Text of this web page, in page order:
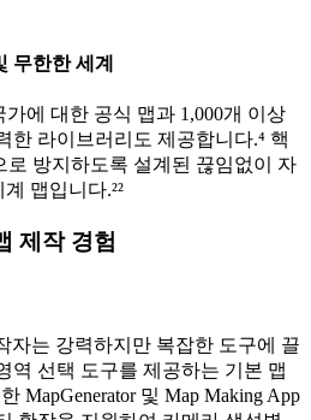
무한한 세계
에 대한 공식 맵과 1,000개 이상
한 라이브러리도 제공합니다.⁴ 핵
로 방지하도록 설계된 끊임없이 자
맵입니다.²²
제작 경험
자는 강력하지만 복잡한 도구에 끌
역 선택 도구를 제공하는 기본 맵
MapGenerator 및 Map Making App